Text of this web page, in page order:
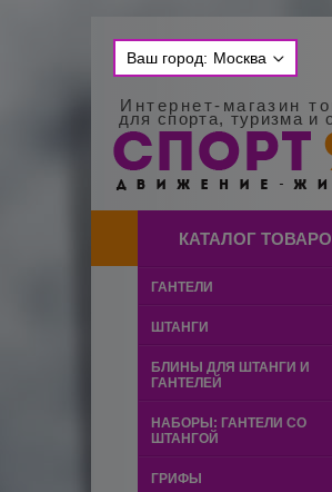
Ваш город: Москва
Интернет-магазин
для спорта, туризма и
КАТАЛОГ
ГАНТЕЛИ
ШТАНГИ
БЛИНЫ ДЛЯ ШТАНГИ И
ГАНТЕЛЕЙ
НАБОРЫ: ГАНТЕЛИ СО
ШТАНГОЙ
ГРИФЫ